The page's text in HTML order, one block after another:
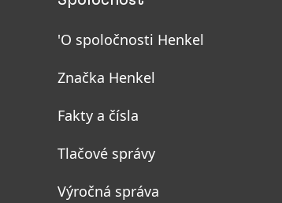
'O spoločnosti Henkel
Značka Henkel
Fakty a čísla
Tlačové správy
Výročná správa